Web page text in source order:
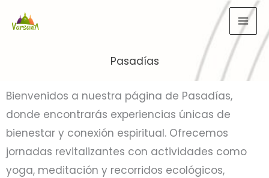
Pasadías
Bienvenidos a nuestra página de Pasadías,
donde encontrarás experiencias únicas de
bienestar y conexión espiritual. Ofrecemos
jornadas revitalizantes con actividades como
yoga, meditación y recorridos ecológicos,